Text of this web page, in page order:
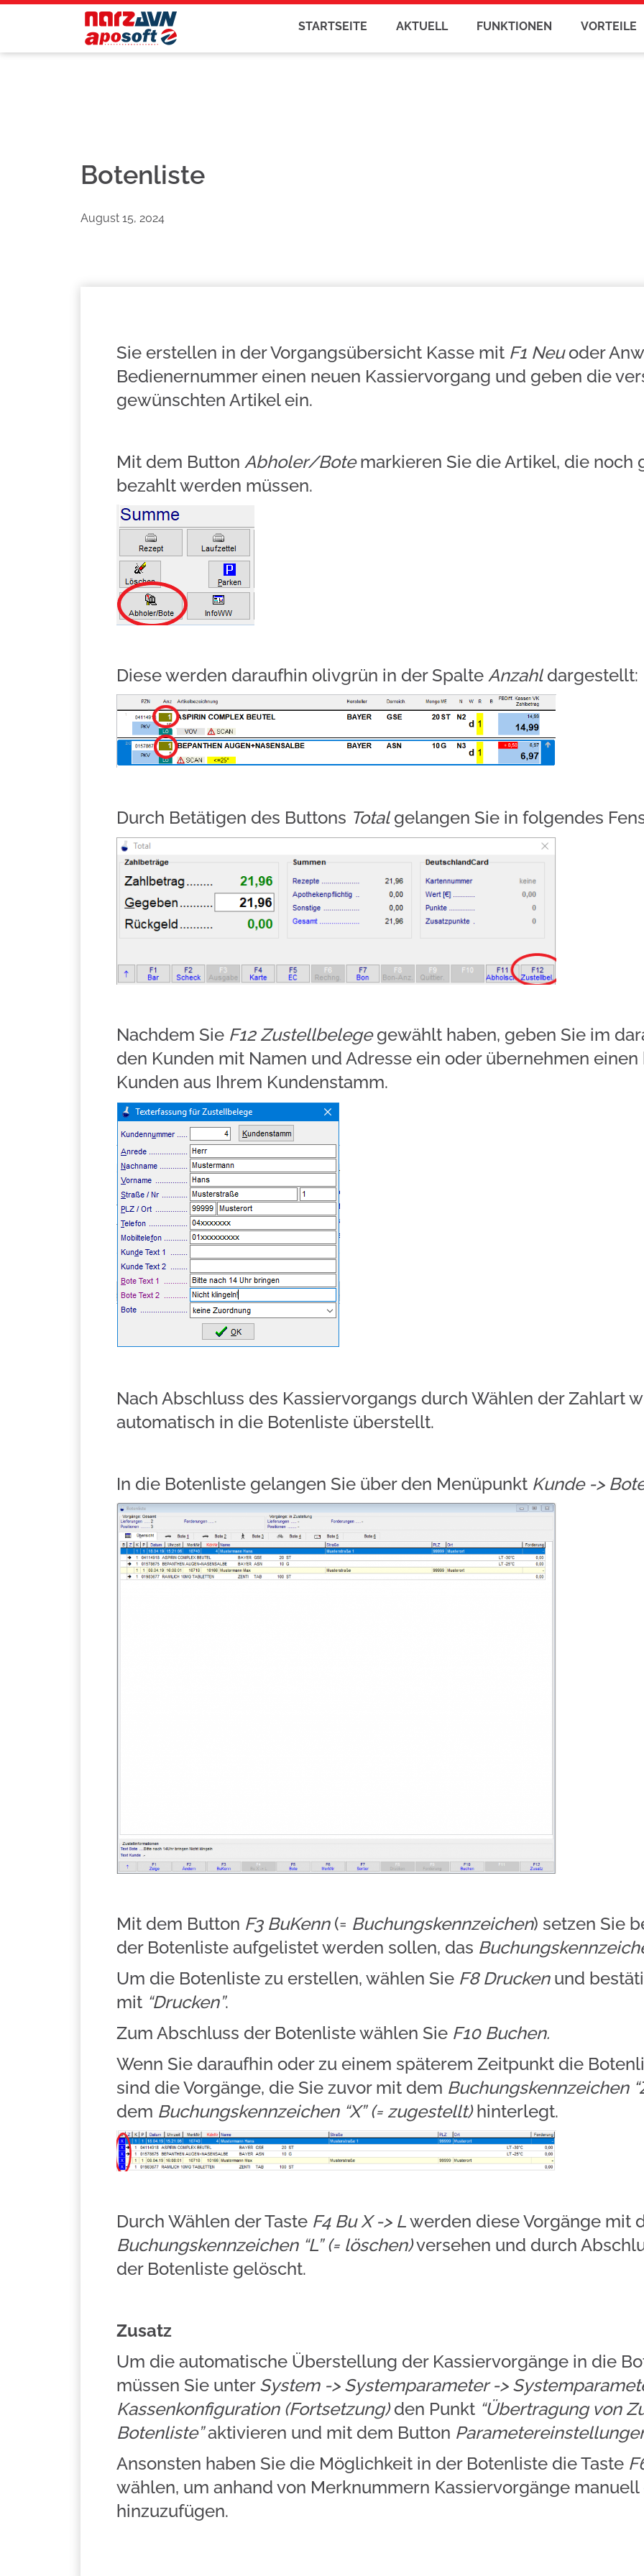
STARTSEITE AKTUELL FUNKTIONEN VORTEILE
Botenliste
August 15, 2024
Sie erstellen in der Vorgangsübersicht Kasse mit F1 Neuoder
Bedienernummer einen neuen Kassiervorgang und geben die
gewünschten Artikel ein.
Mit dem Button Abholer/Botemarkieren Sie die Artikel, die
bezahlt werden müssen.
Diese werden daraufhin olivgrün in der Spalte Anzahldargestellt:
Durch Betätigen des Buttons Totalgelangen Sie in folgendes
Nachdem Sie F12 Zustellbelegegewählt haben, geben Sie im
den Kunden mit Namen und Adresse ein oder übernehmen
Kunden aus Ihrem Kundenstamm.
Nach Abschluss des Kassiervorgangs durch Wählen der Zahlart
automatisch in die Botenliste überstellt.
In die Botenliste gelangen Sie über den Menüpunkt Kunde ->
Mit dem Button F3 BuKenn(= Buchungskennzeichen) setzen Sie
der Botenliste aufgelistet werden sollen, das
Um die Botenliste zu erstellen, wählen Sie F8 Drucken und
mit “Drucken”.
Zum Abschluss der Botenliste wählen Sie F10 Buchen.
Wenn Sie daraufhin oder zu einem späterem Zeitpunkt die
sind die Vorgänge, die Sie zuvor mit dem Buchungskennzeichen
dem Buchungskennzeichen “X” (= zugestellt)hinterlegt.
Durch Wählen der Taste F4 Bu X -> Lwerden diese Vorgänge mit
Buchungskennzeichen “L” (= löschen)versehen und durch
der Botenliste gelöscht.
Zusatz
Um die automatische Überstellung der Kassiervorgänge in die
müssen Sie unter System -> Systemparameter ->
Kassenkonfiguration (Fortsetzung)den Punkt “Übertragung von
Botenliste”aktivieren und mit dem Button
Ansonsten haben Sie die Möglichkeit in der Botenliste die Taste
wählen, um anhand von Merknummern Kassiervorgänge
hinzuzufügen.